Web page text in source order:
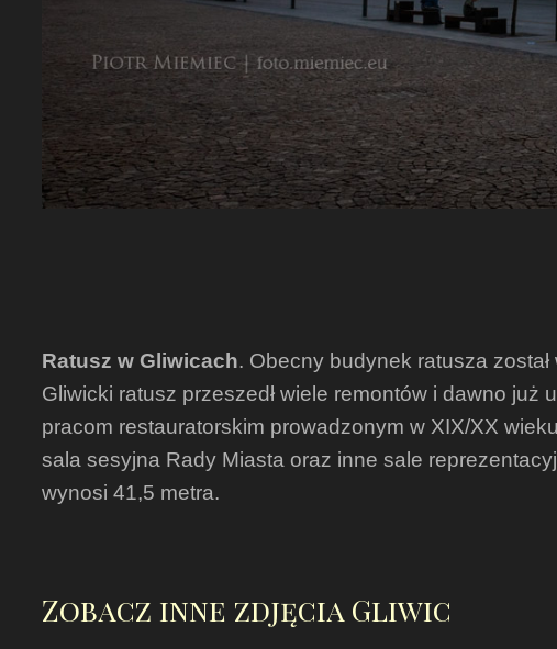
Ratusz w Gliwicach. Obecny budynek ratusza
Gliwicki ratusz przeszedł wiele remontów i dawno już
pracom restauratorskim prowadzonym w XIX/XX
sala sesyjna Rady Miasta oraz inne sale
wynosi 41,5 metra.
Zobacz inne zdjęcia Gliwic